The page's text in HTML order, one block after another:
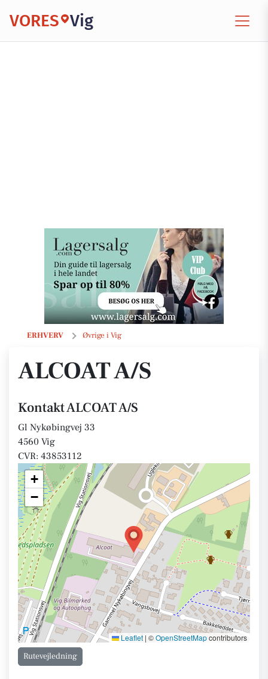
VORES Vig
ERHVERV Øvrige i Vig
ALCOAT A/S
ALCOAT A/S
Kontakt ALCOAT A/S
Gl Nykøbingvej 33
4560 Vig
CVR: 43853112
+
−
Leaflet | ©OpenStreetMapcontributors
Rutevejledning